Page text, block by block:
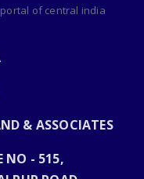
of central india
& ASSOCIATES
NO - 515,